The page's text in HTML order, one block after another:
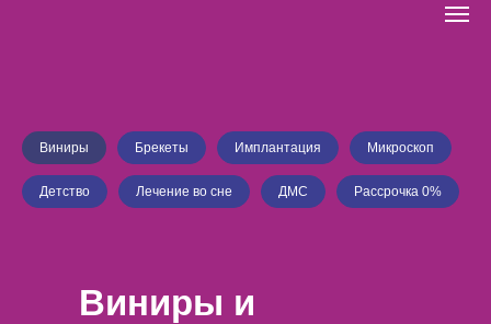
Виниры Брекеты Имплантация Микроскоп
Детство Лечение во сне ДМС Рассрочка 0%
Виниры и